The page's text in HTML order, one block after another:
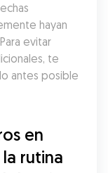
hayan
evitar
te
antes posible
en
rutina